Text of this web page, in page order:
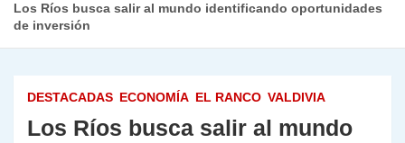
Los Ríos busca salir al mundo identificando oportunidades
de inversión
DESTACADAS ECONOMÍA EL RANCO VALDIVIA
Los Ríos busca salir al mundo